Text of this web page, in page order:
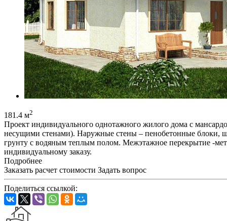
181.4 м2
Проект индивидуального однотажного жилого дома с
несущими стенами). Наружные стены – пенобетонные блоки,
грунту с водяным теплым полом. Межэтажное перекрытие -
индивидуальному заказу.
Подробнее
Заказать расчет стоимости Задать вопрос
Поделиться ссылкой: